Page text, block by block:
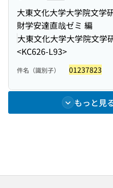
大東文化大学大学院文学
財学安達直哉ゼミ 編
大東文化大学大学院文学
<KC626-L93>
件名（識別子） 01237823
もっと見